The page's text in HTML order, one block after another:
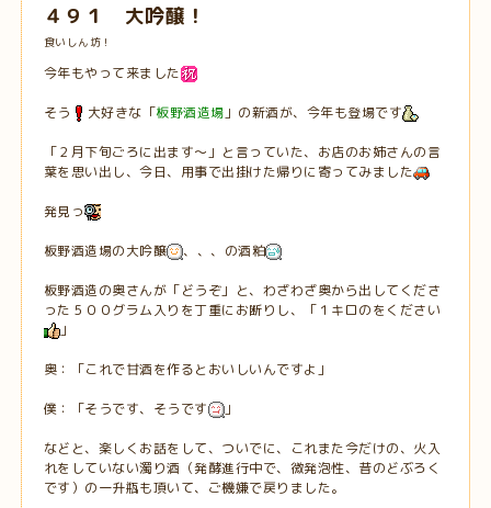
４９１ 大吟醸！
食いしん坊！
今年もやって来ました
そう 大好きな「板野酒造場 」の新酒が、今年も登場です
「２月下旬ごろに出ます～」と言っていた、お店のお姉さんの言
葉を思い出し、今日、用事で出掛けた帰りに寄ってみました
発見っ
板野酒造場の大吟醸 、、、の酒粕
板野酒造の奥さんが「どうぞ」と、わざわざ奥から出してくださ
った５００グラム入りを丁重にお断りし、「１キロのをください
」
奥：「これで甘酒を作るとおいしいんですよ」
僕：「そうです、そうです 」
などと、楽しくお話をして、ついでに、これまた今だけの、火入
れをしていない濁り酒（発酵進行中で、微発泡性、昔のどぶろく
です）の一升瓶も頂いて、ご機嫌で戻りました。